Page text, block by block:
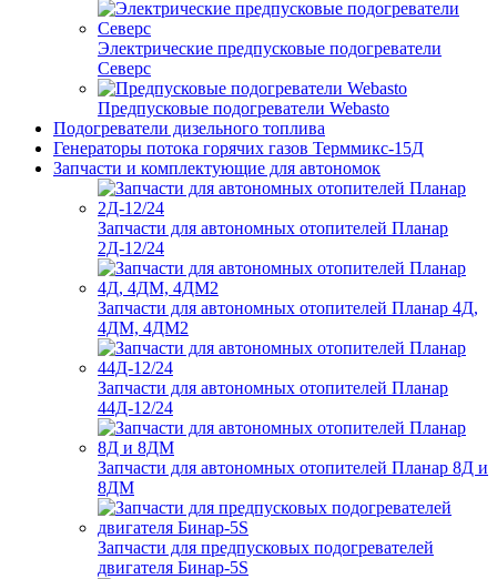
Электрические предпусковые подогреватели
Северс
Предпусковые подогреватели Webasto
Подогреватели дизельного топлива
Генераторы потока горячих газов Терммикс-15Д
Запчасти и комплектующие для автономок
Запчасти для автономных отопителей Планар
2Д-12/24
Запчасти для автономных отопителей Планар 4Д,
4ДМ, 4ДМ2
Запчасти для автономных отопителей Планар
44Д-12/24
Запчасти для автономных отопителей Планар 8Д и
8ДМ
Запчасти для предпусковых подогревателей
двигателя Бинар-5S